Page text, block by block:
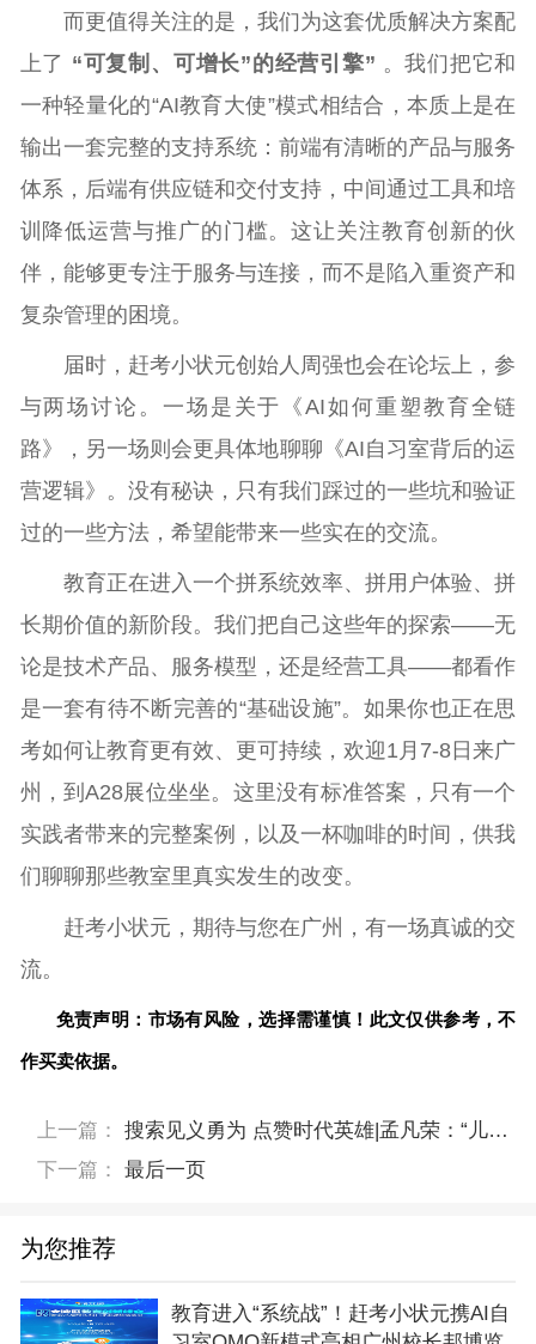
而更值得关注的是，我们为这套优质解决方案配
上了 “可复制、可增长”的经营引擎” 。我们把它和
一种轻量化的“AI教育大使”模式相结合，本质上是在
输出一套完整的支持系统：前端有清晰的产品与服务
体系，后端有供应链和交付支持，中间通过工具和培
训降低运营与推广的门槛。这让关注教育创新的伙
伴，能够更专注于服务与连接，而不是陷入重资产和
复杂管理的困境。
届时，赶考小状元创始人周强也会在论坛上，参
与两场讨论。一场是关于《AI如何重塑教育全链
路》，另一场则会更具体地聊聊《AI自习室背后的运
营逻辑》。没有秘诀，只有我们踩过的一些坑和验证
过的一些方法，希望能带来一些实在的交流。
教育正在进入一个拼系统效率、拼用户体验、拼
长期价值的新阶段。我们把自己这些年的探索——无
论是技术产品、服务模型，还是经营工具——都看作
是一套有待不断完善的“基础设施”。如果你也正在思
考如何让教育更有效、更可持续，欢迎1月7-8日来广
州，到A28展位坐坐。这里没有标准答案，只有一个
实践者带来的完整案例，以及一杯咖啡的时间，供我
们聊聊那些教室里真实发生的改变。
赶考小状元，期待与您在广州，有一场真诚的交
流。
免责声明：市场有风险，选择需谨慎！此文仅供参考，不
作买卖依据。
上一篇：
搜索见义勇为 点赞时代英雄|孟凡荣：“儿子救人不后悔，他是我们的骄傲，他的精神将永远传承”
下一篇：
最后一页
为您推荐
教育进入“系统战”！赶考小状元携AI自